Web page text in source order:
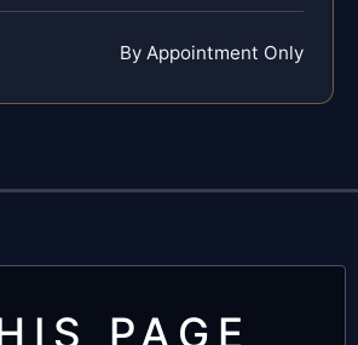
By Appointment Only
PAGE